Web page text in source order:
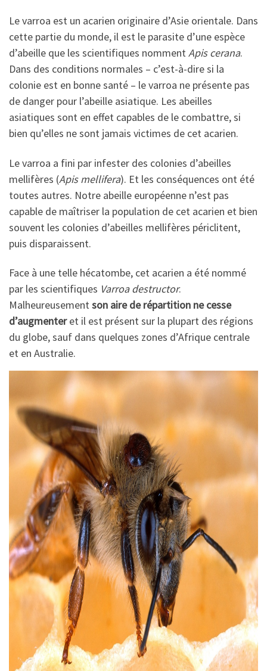
Le varroa est un acarien originaire d’Asie orientale. Dans
cette partie du monde, il est le parasite d’une espèce
d’abeille que les scientifiques nommentApis cerana.
Dans des conditions normales – c’est-à-dire si la
colonie est en bonne santé – le varroa ne présente pas
de danger pour l’abeille asiatique. Les abeilles
asiatiques sont en effet capables de le combattre, si
bien qu’elles ne sont jamais victimes de cet acarien.
Le varroa a fini par infester des colonies d’abeilles
mellifères (Apis mellifera). Et les conséquences ont été
toutes autres. Notre abeille européenne n’est pas
capable de maîtriser la population de cet acarien et bien
souvent les colonies d’abeilles mellifères périclitent,
puis disparaissent.
Face à une telle hécatombe, cet acarien a été nommé
par les scientifiques Varroa destructor.
Malheureusementson aire de répartition ne cesse
d’augmenteret il est présent sur la plupart des régions
du globe, sauf dans quelques zones d’Afrique centrale
et en Australie.